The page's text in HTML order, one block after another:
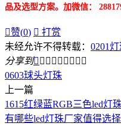
品及选型方案。加微信：
赞(0)  打赏
未经允许不得转载： 0201
分享到        
0603球头灯珠
上一篇
1615红绿蓝RGB三色led灯
有哪些led灯珠厂家值得选择